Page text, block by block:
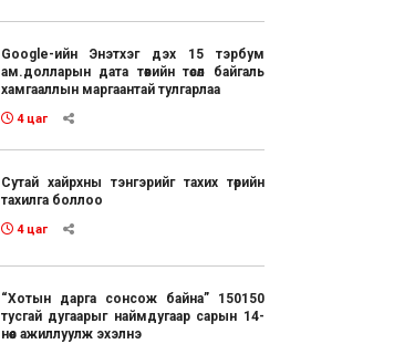
Google-ийн Энэтхэг дэх 15 тэрбум
ам.долларын дата төвийн төсөл байгаль
хамгааллын маргаантай тулгарлаа
4 цаг
Сутай хайрхны тэнгэрийг тахих төрийн
тахилга боллоо
4 цаг
“Хотын дарга сонсож байна” 150150
тусгай дугаарыг наймдугаар сарын 14-
нөөс ажиллуулж эхэлнэ